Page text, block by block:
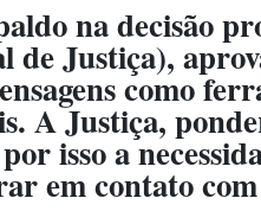
na decisão
de Justiça),
como
A Justiça,
isso a
em contato